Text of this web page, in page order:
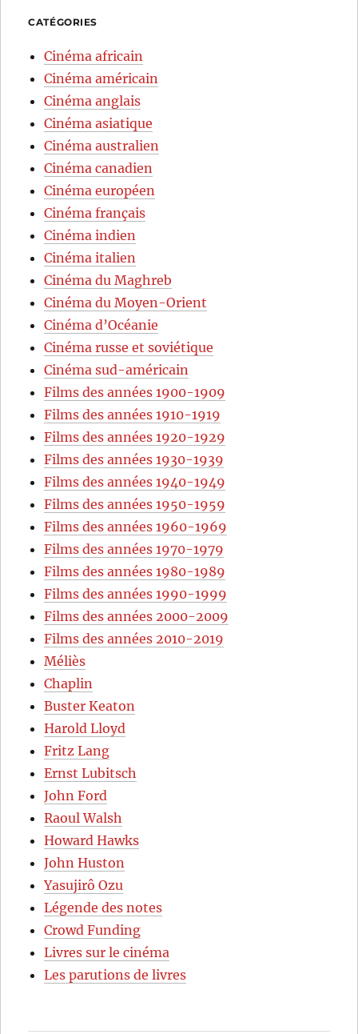
CATÉGORIES
Cinéma africain
Cinéma américain
Cinéma anglais
Cinéma asiatique
Cinéma australien
Cinéma canadien
Cinéma européen
Cinéma français
Cinéma indien
Cinéma italien
Cinéma du Maghreb
Cinéma du Moyen-Orient
Cinéma d’Océanie
Cinéma russe et soviétique
Cinéma sud-américain
Films des années 1900-1909
Films des années 1910-1919
Films des années 1920-1929
Films des années 1930-1939
Films des années 1940-1949
Films des années 1950-1959
Films des années 1960-1969
Films des années 1970-1979
Films des années 1980-1989
Films des années 1990-1999
Films des années 2000-2009
Films des années 2010-2019
Méliès
Chaplin
Buster Keaton
Harold Lloyd
Fritz Lang
Ernst Lubitsch
John Ford
Raoul Walsh
Howard Hawks
John Huston
Yasujirô Ozu
Légende des notes
Crowd Funding
Livres sur le cinéma
Les parutions de livres